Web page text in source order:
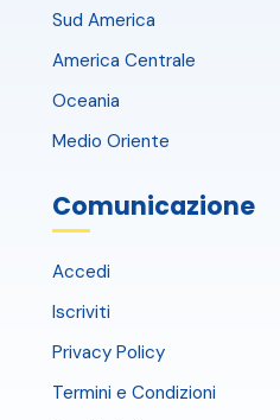
Sud America
America Centrale
Oceania
Medio Oriente
Comunicazione
Accedi
Iscriviti
Privacy Policy
Termini e Condizioni